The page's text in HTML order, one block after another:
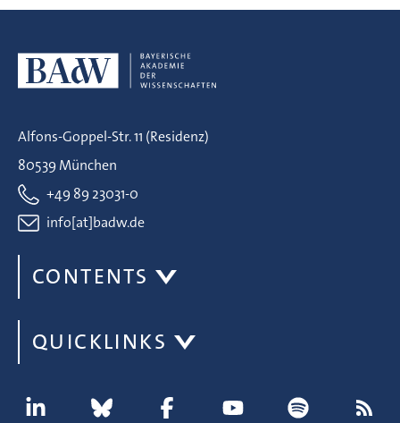
Alfons-Goppel-Str. 11 (Residenz)
80539 München
+49 89 23031-0
info[at]badw.de
CONTENTS
QUICKLINKS